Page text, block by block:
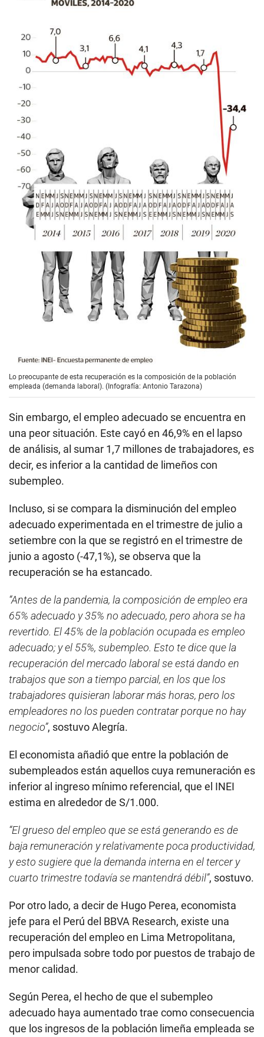
Lo preocupante de esta recuperación es la composición de la población
empleada (demanda laboral). (Infografía: Antonio Tarazona)
Sin embargo, el empleo adecuado se encuentra en
una peor situación. Este cayó en 46,9% en el lapso
de análisis, al sumar 1,7 millones de trabajadores, es
decir, es inferior a la cantidad de limeños con
subempleo.
Incluso, si se compara la disminución del empleo
adecuado experimentada en el trimestre de julio a
setiembre con la que se registró en el trimestre de
junio a agosto (-47,1%), se observa que la
recuperación se ha estancado.
“Antes de la pandemia, la composición de empleo era
65% adecuado y 35% no adecuado, pero ahora se ha
revertido. El 45% de la población ocupada es empleo
adecuado; y el 55%, subempleo. Esto te dice que la
recuperación del mercado laboral se está dando en
trabajos que son a tiempo parcial, en los que los
trabajadores quisieran laborar más horas, pero los
empleadores no los pueden contratar porque no hay
negocio”, sostuvo Alegría.
El economista añadió que entre la población de
subempleados están aquellos cuya remuneración es
inferior al ingreso mínimo referencial, que el INEI
estima en alrededor de S/1.000.
“El grueso del empleo que se está generando es de
baja remuneración y relativamente poca productividad,
y esto sugiere que la demanda interna en el tercer y
cuarto trimestre todavía se mantendrá débil”, sostuvo.
Por otro lado, a decir de Hugo Perea, economista
jefe para el Perú del BBVA Research, existe una
recuperación del empleo en Lima Metropolitana,
pero impulsada sobre todo por puestos de trabajo de
menor calidad.
Según Perea, el hecho de que el subempleo
adecuado haya aumentado trae como consecuencia
que los ingresos de la población limeña empleada se